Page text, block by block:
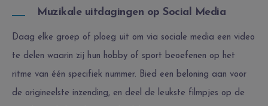
Muzikale uitdagingen op Social Media
Daag elke groep of ploeg uit om via sociale media een video
te delen waarin zij hun hobby of sport beoefenen op het
ritme van één specifiek nummer. Bied een beloning aan voor
de origineelste inzending, en deel de leukste filmpjes op de